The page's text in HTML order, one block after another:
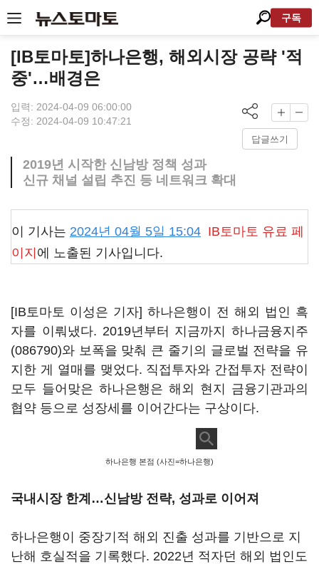
구독
[IB토마토]하나은행, 해외시장 공략 '적
중'…배경은
입력: 2024-04-09 06:00:00
수정: 2024-04-09 10:47:21
답글쓰기
2019년 시작한 신남방 정책 성과
신규 채널 설립 추진 등 네트워크 확대
이 기사는 2024년 04월 5일 15:04 IB토마토 유료 페
이지 에 노출된 기사입니다.
[IB토마토 이성은 기자] 하나은행이 전 해외 법인 흑
자를 이뤄냈다. 2019년부터 지금까지 하나금융지주
(086790)와 보폭을 맞춰 큰 줄기의 글로벌 전략을 유
지한 게 열매를 맺었다. 직접투자와 간접투자 전략이
모두 들어맞은 하나은행은 해외 현지 금융기관과의
협약 등으로 성장세를 이어간다는 구상이다.
하나은행 본점 (사진=하나은행)
국내시장 한계…신남방 전략, 성과로 이어져
하나은행이 중장기적 해외 진출 성과를 기반으로 지
난해 호실적을 기록했다. 2022년 적자던 해외 법인도